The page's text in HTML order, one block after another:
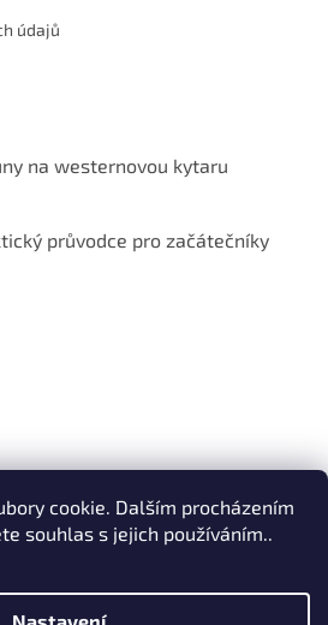
cookie. Dalším procházením
souhlas s jejich používáním..
údajů
na westernovou kytaru
průvodce pro začátečníky